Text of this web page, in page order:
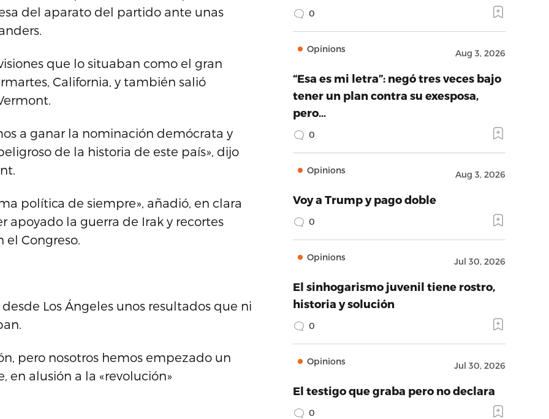
del aparato del partido ante unas
que lo situaban como el gran
California, y también salió
a ganar la nominación demócrata y
de la historia de este país», dijo
política de siempre», añadió, en clara
apoyado la guerra de Irak y recortes
el Congreso.
Los Ángeles unos resultados que ni
pero nosotros hemos empezado un
en alusión a la «revolución»
0
Opinions Aug 3, 2026
“Esa es mi letra”: negó tres veces bajo
tener un plan contra su exesposa,
pero…
0
Opinions Aug 3, 2026
Voy a Trump y pago doble
0
Opinions Jul 30, 2026
El sinhogarismo juvenil tiene rostro,
historia y solución
0
Opinions Jul 30, 2026
El testigo que graba pero no declara
0